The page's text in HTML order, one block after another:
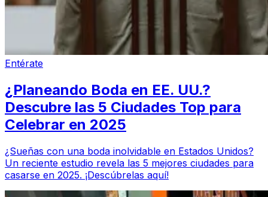
Entérate
¿Planeando Boda en EE. UU.?
Descubre las 5 Ciudades Top para
Celebrar en 2025
¿Sueñas con una boda inolvidable en Estados Unidos?
Un reciente estudio revela las 5 mejores ciudades para
casarse en 2025. ¡Descúbrelas aquí!